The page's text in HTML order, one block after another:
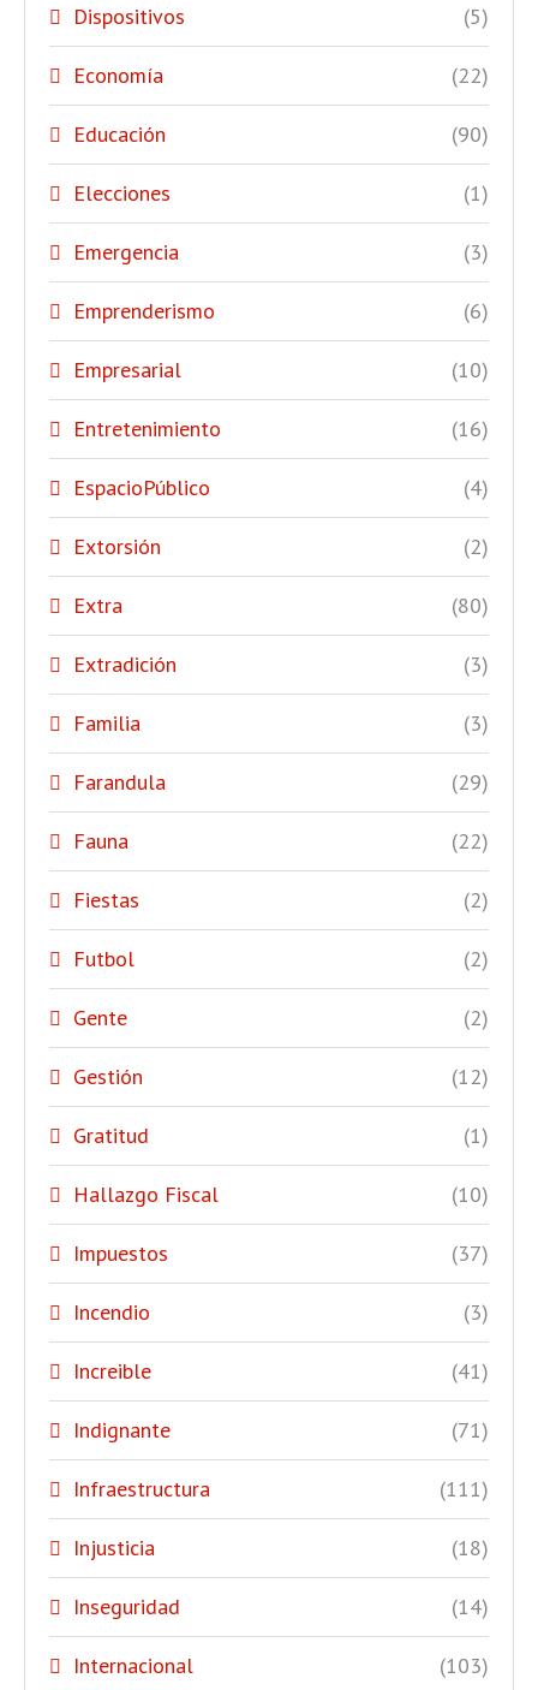
Dispositivos (5)
Economía (22)
Educación (90)
Elecciones (1)
Emergencia (3)
Emprenderismo (6)
Empresarial (10)
Entretenimiento (16)
EspacioPúblico (4)
Extorsión (2)
Extra (80)
Extradición (3)
Familia (3)
Farandula (29)
Fauna (22)
Fiestas (2)
Futbol (2)
Gente (2)
Gestión (12)
Gratitud (1)
Hallazgo Fiscal (10)
Impuestos (37)
Incendio (3)
Increible (41)
Indignante (71)
Infraestructura (111)
Injusticia (18)
Inseguridad (14)
Internacional (103)